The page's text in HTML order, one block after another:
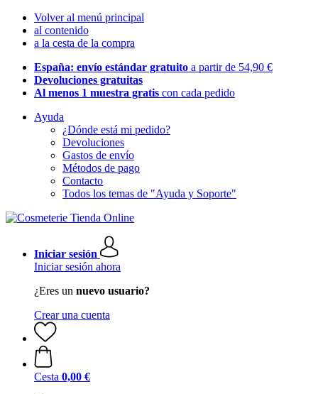
Volver al menú principal
al contenido
a la cesta de la compra
España: envío estándar gratuito a partir de 54,90 €
Devoluciones gratuitas
Al menos 1 muestra gratis con cada pedido
Ayuda
¿Dónde está mi pedido?
Devoluciones
Gastos de envío
Métodos de pago
Contacto
Todos los temas de "Ayuda y Soporte"
Iniciar sesión
Iniciar sesión ahora
¿Eres un nuevo usuario?
Crear una cuenta
Cesta 0,00 €